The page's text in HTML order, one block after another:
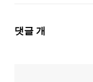
댓
댓글 개